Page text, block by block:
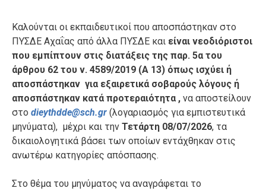
Καλούνται οι εκπαιδευτικοί που αποσπάστηκαν στο
ΠΥΣΔΕ Αχαΐας από άλλα ΠΥΣΔΕ και είναι νεοδιόριστοι
που εμπίπτουν στις διατάξεις της παρ. 5α του
άρθρου 62 του ν. 4589/2019 (Α 13) όπως ισχύει ή
αποσπάστηκαν για εξαιρετικά σοβαρούς λόγους ή
αποσπάστηκαν κατά προτεραιότητα , να αποστείλουν
στο dieythdde@sch.gr (λογαριασμός για εμπιστευτικά
μηνύματα), μέχρι και την Τετάρτη 08/07/2026, τα
δικαιολογητικά βάσει των οποίων εντάχθηκαν στις
ανωτέρω κατηγορίες απόσπασης.
Στο θέμα του μηνύματος να αναγράφεται το